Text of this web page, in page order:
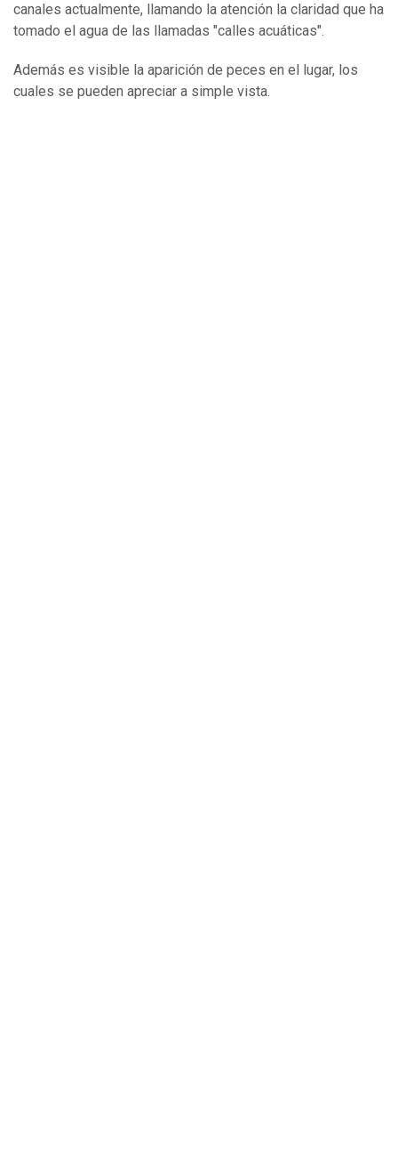
canales actualmente, llamando la atención la claridad que ha
tomado el agua de las llamadas "calles acuáticas".
Además es visible la aparición de peces en el lugar, los
cuales se pueden apreciar a simple vista.